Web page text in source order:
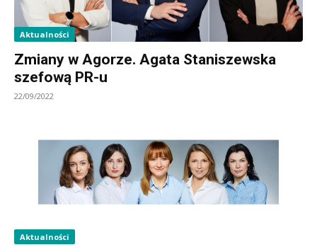
Aktualności
Zmiany w Agorze. Agata Staniszewska
szefową PR-u
22/09/2022
Aktualności